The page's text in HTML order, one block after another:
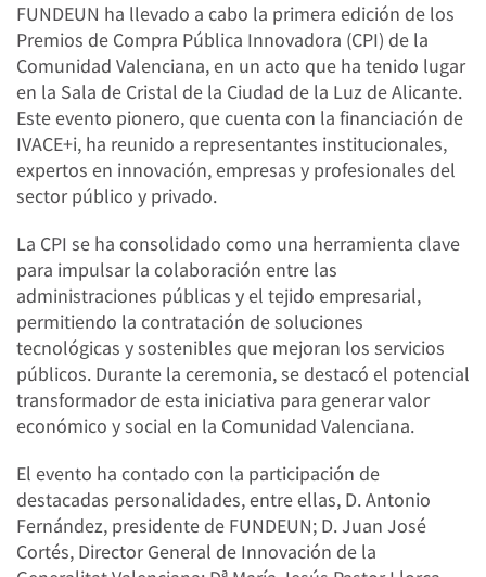
FUNDEUN ha llevado a cabo la primera edición de los
Premios de Compra Pública Innovadora (CPI) de la
Comunidad Valenciana, en un acto que ha tenido lugar
en la Sala de Cristal de la Ciudad de la Luz de Alicante.
Este evento pionero, que cuenta con la financiación de
IVACE+i, ha reunido a representantes institucionales,
expertos en innovación, empresas y profesionales del
sector público y privado.
La CPI se ha consolidado como una herramienta clave
para impulsar la colaboración entre las
administraciones públicas y el tejido empresarial,
permitiendo la contratación de soluciones
tecnológicas y sostenibles que mejoran los servicios
públicos. Durante la ceremonia, se destacó el potencial
transformador de esta iniciativa para generar valor
económico y social en la Comunidad Valenciana.
El evento ha contado con la participación de
destacadas personalidades, entre ellas, D. Antonio
Fernández, presidente de FUNDEUN; D. Juan José
Cortés, Director General de Innovación de la